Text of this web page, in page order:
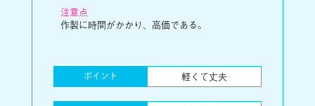
注意点
作製に時間がかかり、高価である。
ポイント 軽くて丈夫